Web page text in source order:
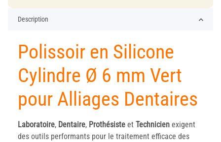
Description
Polissoir en Silicone
Cylindre Ø 6 mm Vert
pour Alliages Dentaires
Laboratoire, Dentaire, Prothésiste et Technicien exigent
des outils performants pour le traitement efficace des